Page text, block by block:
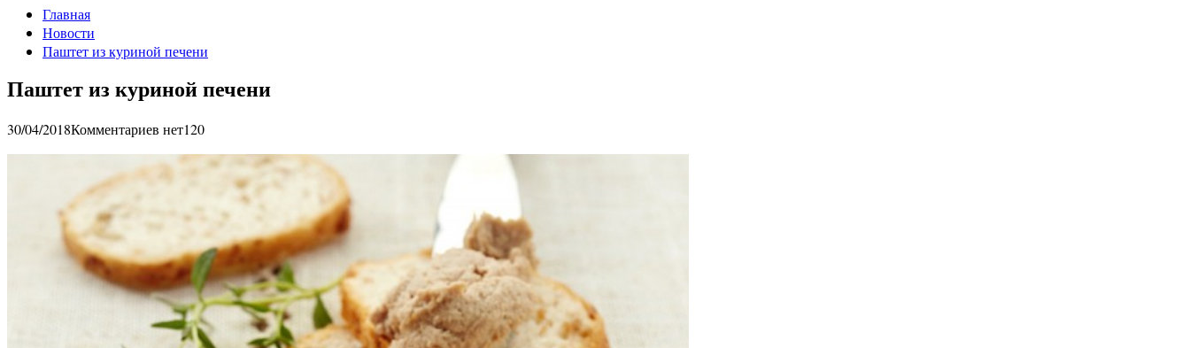
Главная
Новости
Паштет из куриной печени
Паштет из куриной печени
30/04/2018Комментариев нет120